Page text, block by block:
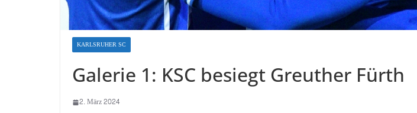
KARLSRUHER SC
Galerie 1: KSC besiegt Greuther Fürth
2. März 2024